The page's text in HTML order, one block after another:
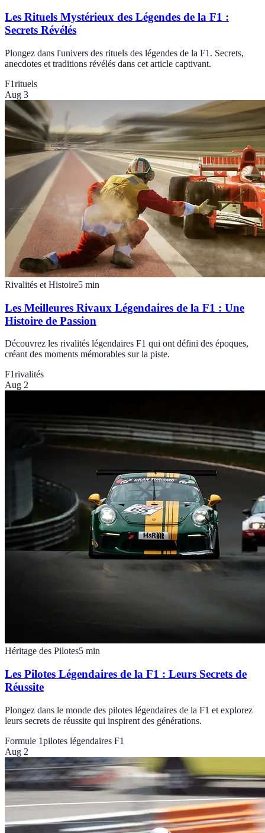
Les Rituels Mystérieux des Légendes de la F1 :
Secrets Révélés
Plongez dans l'univers des rituels des légendes de la F1. Secrets,
anecdotes et traditions révélés dans cet article captivant.
F1rituels
Aug 3
Rivalités et Histoire5 min
Les Meilleures Rivaux Légendaires de la F1 : Une
Histoire de Passion
Découvrez les rivalités légendaires F1 qui ont défini des époques,
créant des moments mémorables sur la piste.
F1rivalités
Aug 2
Héritage des Pilotes5 min
Les Pilotes Légendaires de la F1 : Leurs Secrets de
Réussite
Plongez dans le monde des pilotes légendaires de la F1 et explorez
leurs secrets de réussite qui inspirent des générations.
Formule 1pilotes légendaires F1
Aug 2